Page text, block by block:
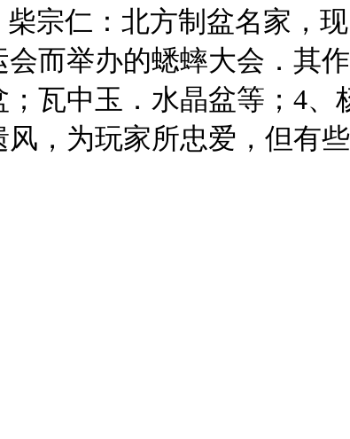
宗仁：北方制盆名家，
而举办的蟋蟀大会．其
瓦中玉．水晶盆等；4、
，为玩家所忠爱，但有